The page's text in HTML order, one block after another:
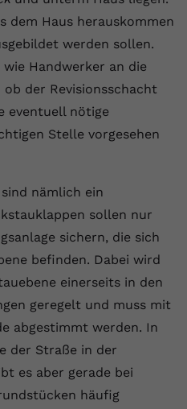
dem Haus herauskommen
werden sollen.
Handwerker an die
der Revisionsschacht
eventuell nötige
Stelle vorgesehen
nämlich ein
sollen nur
sichern, die sich
befinden. Dabei wird
einerseits in den
geregelt und muss mit
abgestimmt werden. In
der Straße in der
es aber gerade bei
häufig
gesetzte Cookie
eindeutige ID, um
gesetzte Cookie
eindeutige ID, um
zu speichern, welche